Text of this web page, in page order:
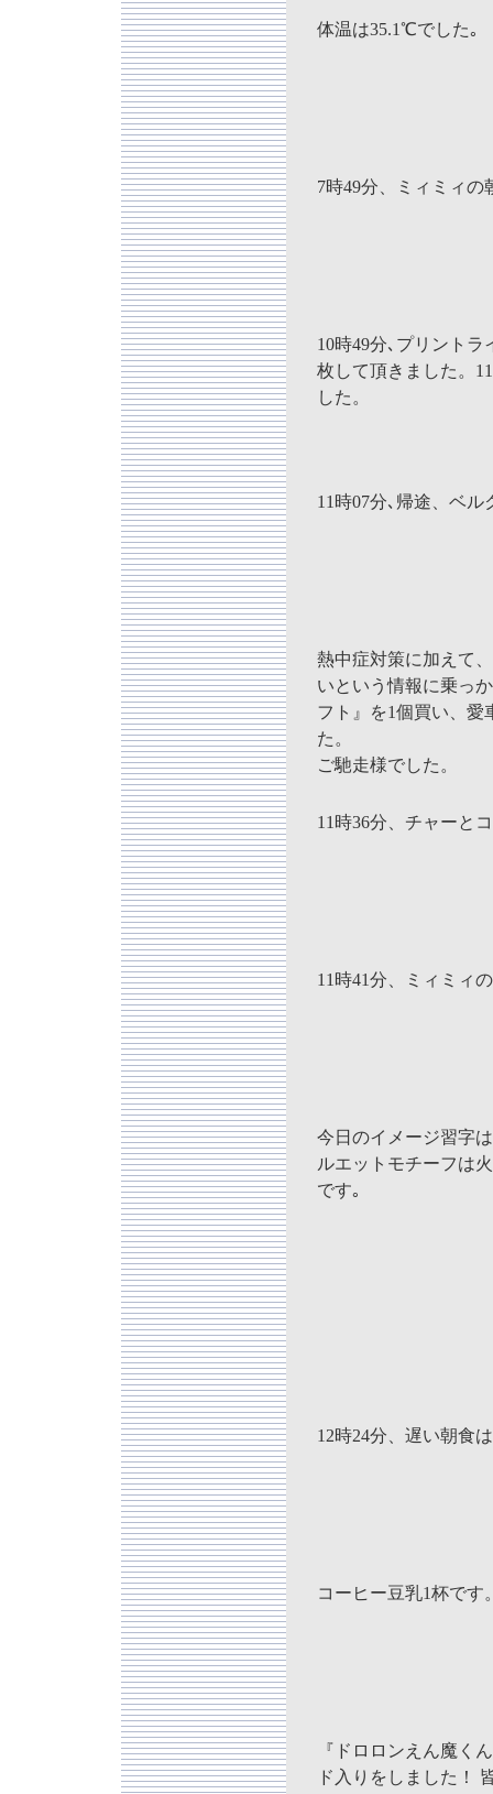
体温は35.1℃でした｡
7時49分、ミィミィ
10時49分､プリント
枚して頂きました。
した。
11時07分､帰途、ベ
熱中症対策に加えて
いという情報に乗っ
フト』を1個買い、
た。
ご馳走様でした。
11時36分、チャーと
11時41分、ミィミィ
今日のイメージ習字
ルエットモチーフは
です｡
12時24分、遅い朝食
コーヒー豆乳1杯です
『ドロロンえん魔く
ド入りをしました！